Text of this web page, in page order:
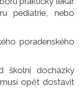
pediatrie, nebo
poradenského
školní docházky
opět dostavit